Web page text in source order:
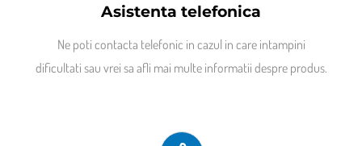
Asistenta telefonica
Ne poti contacta telefonic in cazul in care intampini
dificultati sau vrei sa afli mai multe informatii despre produs.